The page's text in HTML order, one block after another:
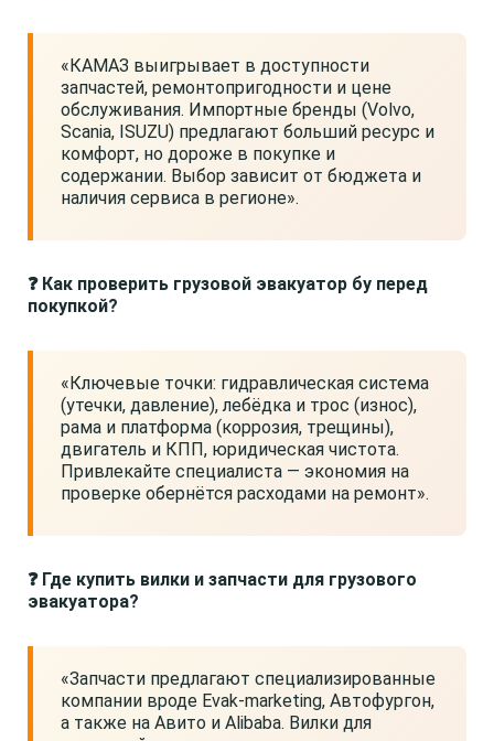
«КАМАЗ выигрывает в доступности
запчастей, ремонтопригодности и цене
обслуживания. Импортные бренды (Volvo,
Scania, ISUZU) предлагают больший ресурс и
комфорт, но дороже в покупке и
содержании. Выбор зависит от бюджета и
наличия сервиса в регионе».
❓ Как проверить грузовой эвакуатор бу перед
покупкой?
«Ключевые точки: гидравлическая система
(утечки, давление), лебёдка и трос (износ),
рама и платформа (коррозия, трещины),
двигатель и КПП, юридическая чистота.
Привлекайте специалиста — экономия на
проверке обернётся расходами на ремонт».
❓ Где купить вилки и запчасти для грузового
эвакуатора?
«Запчасти предлагают специализированные
компании вроде Evak-marketing, Автофургон,
а также на Авито и Alibaba. Вилки для